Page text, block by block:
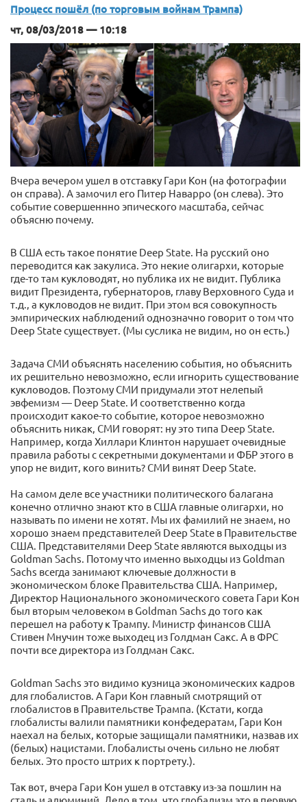
Процесс пошёл (по торговым войнам Трампа)
чт, 08/03/2018 — 10:18
Вчера вечером ушел в отставку Гари Кон (на фотографии
он справа). А замочил его Питер Наварро (он слева). Это
событие совершеннно эпического масштаба, сейчас
объясню почему.
В США есть такое понятие Deep State. На русский оно
переводится как закулиса. Это некие олигархи, которые
где-то там кукловодят, но публика их не видит. Публика
видит Президента, губернаторов, главу Верховного Суда и
т.д., а кукловодов не видит. При этом вся совокупность
эмпирических наблюдений однозначно говорит о том что
Deep State существует. (Мы суслика не видим, но он есть.)
Задача СМИ объяснять населению события, но объяснить
их решительно невозможно, если игнорить существование
кукловодов. Поэтому СМИ придумали этот нелепый
эвфемизм — Deep State. И соответственно когда
происходит какое-то событие, которое невозможно
объяснить никак, СМИ говорят: ну это типа Deep State.
Например, когда Хиллари Клинтон нарушает очевидные
правила работы с секретными документами и ФБР этого в
упор не видит, кого винить? СМИ винят Deep State.
На самом деле все участники политического балагана
конечно отлично знают кто в США главные олигархи, но
называть по имени не хотят. Мы их фамилий не знаем, но
хорошо знаем представителей Deep State в Правительстве
США. Представителями Deep State являются выходцы из
Goldman Sachs. Потому что именно выходцы из Goldman
Sachs всегда занимают ключевые должности в
экономическом блоке Правительства США. Например,
Директор Национального экономического совета Гари Кон
был вторым человеком в Goldman Sachs до того как
перешел на работу к Трампу. Министр финансов США
Стивен Мнучин тоже выходец из Голдман Сакс. А в ФРС
почти все директора из Голдман Сакс.
Goldman Sachs это видимо кузница экономических кадров
для глобалистов. А Гари Кон главный смотрящий от
глобалистов в Правительстве Трампа. (Кстати, когда
глобалисты валили памятники конфедератам, Гари Кон
наехал на белых, которые защищали памятники, назвав их
(белых) нацистами. Глобалисты очень сильно не любят
белых. Это просто штрих к портрету.).
Так вот, вчера Гари Кон ушел в отставку из-за пошлин на